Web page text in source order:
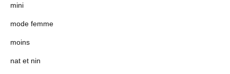
mini
mode femme
moins
nat et nin